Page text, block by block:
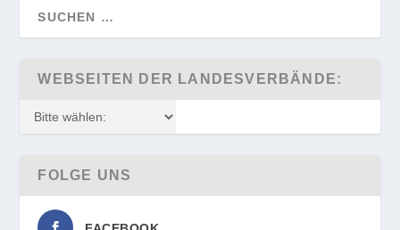
WEBSEITEN DER LANDESVERBÄNDE:
FOLGE UNS